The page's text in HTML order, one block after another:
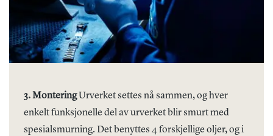
3. MonteringUrverket settes nå sammen, og hver
enkelt funksjonelle del av urverket blir smurt med
spesialsmurning. Det benyttes 4 forskjellige oljer, og i